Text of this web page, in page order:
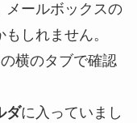
メールボックスの
しれません。
横のタブで確認
ダに入っていまし